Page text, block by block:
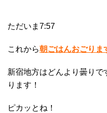
ただいま7:57
これから朝ごはんおごりま
新宿地方はどんより曇り
ります！
ピカッとね！